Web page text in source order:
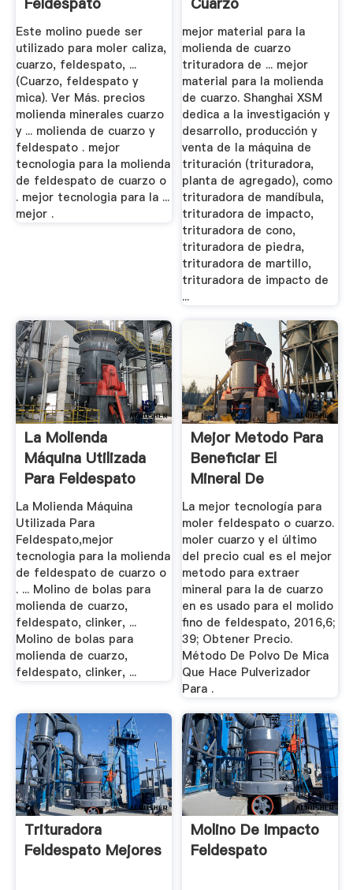
Este molino puede ser
utilizado para moler caliza,
cuarzo, feldespato, ...
(Cuarzo, feldespato y
mica). Ver Más. precios
molienda minerales cuarzo
y ... molienda de cuarzo y
feldespato . mejor
tecnologia para la molienda
de feldespato de cuarzo o
. mejor tecnologia para la ...
mejor .
mejor material para la
molienda de cuarzo
trituradora de ... mejor
material para la molienda
de cuarzo. Shanghai XSM
dedica a la investigación y
desarrollo, producción y
venta de la máquina de
trituración (trituradora,
planta de agregado), como
trituradora de mandíbula,
trituradora de impacto,
trituradora de cono,
trituradora de piedra,
trituradora de martillo,
trituradora de impacto de
...
La Molienda
Máquina Utilizada
Para Feldespato
La Molienda Máquina
Utilizada Para
Feldespato,mejor
tecnologia para la molienda
de feldespato de cuarzo o
. ... Molino de bolas para
molienda de cuarzo,
feldespato, clinker, ...
Molino de bolas para
molienda de cuarzo,
feldespato, clinker, ...
Mejor Metodo Para
Beneficiar El
Mineral De
Feldespato
La mejor tecnología para
moler feldespato o cuarzo.
moler cuarzo y el último
del precio cual es el mejor
metodo para extraer
mineral para la de cuarzo
en es usado para el molido
fino de feldespato, 2016,6;
39; Obtener Precio.
Método De Polvo De Mica
Que Hace Pulverizador
Para .
Trituradora
Feldespato Mejores
Molino De Impacto
Feldespato